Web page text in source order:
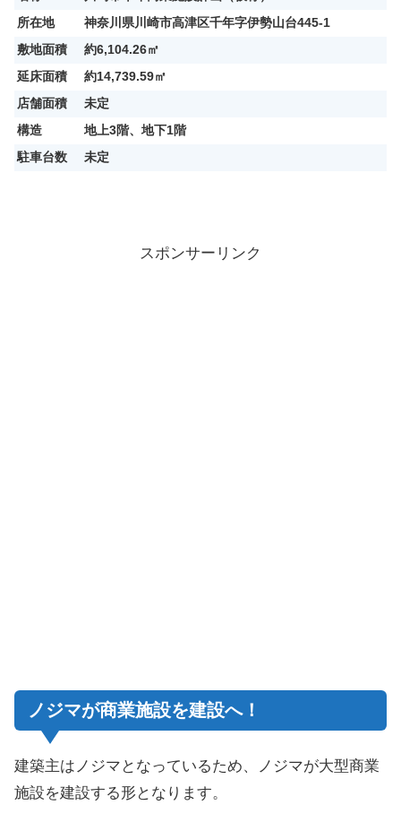
所在地
神奈川県川崎市高津区千年字伊勢山台445-1
敷地面積
約6,104.26㎡
延床面積
約14,739.59㎡
店舗面積
未定
構造
地上3階、地下1階
駐車台数
未定
スポンサーリンク
ノジマが商業施設を建設へ！
建築主はノジマとなっているため、ノジマが大型商業
施設を建設する形となります。